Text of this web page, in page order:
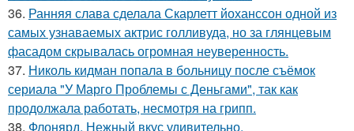
36. Ранняя слава сделала Скарлетт йоханссон одной из
самых узнаваемых актрис голливуда, но за глянцевым
фасадом скрывалась огромная неуверенность.
37. Николь кидман попала в больницу после съёмок
сериала "У Марго Проблемы с Деньгами", так как
продолжала работать, несмотря на грипп.
38. Флонярд. Нежный вкус удивительно.